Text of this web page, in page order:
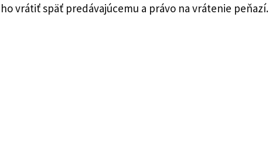
vrátiť späť predávajúcemu a právo na vrátenie peňazí.